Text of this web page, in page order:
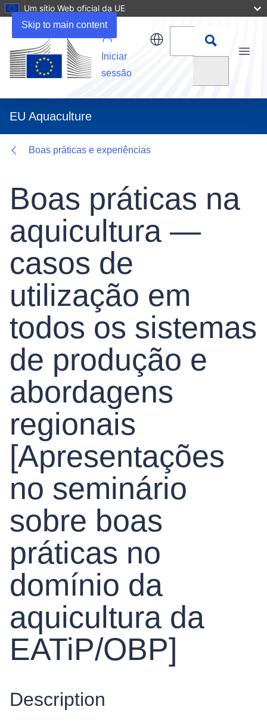
Skip to main content
Um sítio Web oficial da UE
Iniciar
sessão
EU Aquaculture
Menu
Boas práticas e experiências
Boas práticas na
aquicultura —
casos de
utilização em
todos os sistemas
de produção e
abordagens
regionais
[Apresentações
no seminário
sobre boas
práticas no
domínio da
aquicultura da
EATiP/OBP]
Details
Description